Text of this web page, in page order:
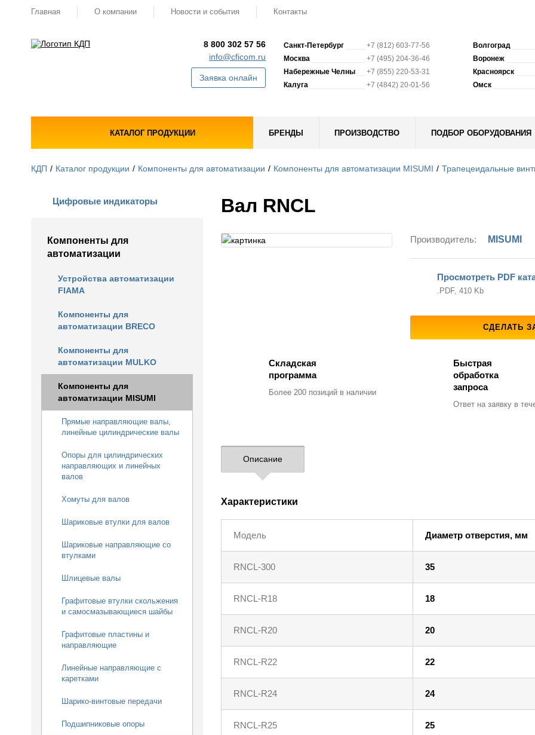
Главная О компании Новости и события Контакты
8 800 302 57 56
info@cficom.ru
Заявка онлайн
Санкт-Петербург
+7 (812) 603-77-56
Москва
+7 (495) 204-36-46
Набережные Челны
+7 (855) 220-53-31
Калуга
+7 (4842) 20-01-56
Волгоград
Воронеж
Красноярск
Омск
КАТАЛОГ ПРОДУКЦИИ БРЕНДЫ ПРОИЗВОДСТВО ПОДБОР ОБОРУДОВАНИЯ
КДП Каталог продукции Компоненты для автоматизации Компоненты для автоматизации MISUMI Трапецеидальные
Цифровые индикаторы
Компоненты для
автоматизации
Устройства автоматизации
FIAMA
Компоненты для
автоматизации BRECO
Компоненты для
автоматизации MULKO
Компоненты для
автоматизации MISUMI
Прямые направляющие валы,
линейные цилиндрические валы
Опоры для цилиндрических
направляющих и линейных
валов
Хомуты для валов
Шариковые втулки для валов
Шариковые направляющие со
втулками
Шлицевые валы
Графитовые втулки скольжения
и самосмазывающиеся шайбы
Графитовые пластины и
направляющие
Линейные направляющие с
каретками
Шарико-винтовые передачи
Подшипниковые опоры
Вал RNCL
Производитель: MISUMI
Просмотреть PDF
.PDF, 410 Kb
СДЕЛАТЬ
Складская
программа
Более 200 позицийв наличии
Быстрая
обработка
запроса
Ответ на заявкув
Описание
Характеристики
Модель Диаметр отверстия, мм
RNCL-300 35
RNCL-R18 18
RNCL-R20 20
RNCL-R22 22
RNCL-R24 24
RNCL-R25 25